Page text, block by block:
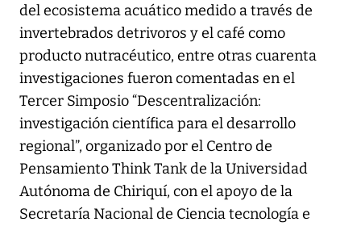
del ecosistema acuático medido a través de
invertebrados detrivoros y el café como
producto nutracéutico, entre otras cuarenta
investigaciones fueron comentadas en el
Tercer Simposio “Descentralización:
investigación científica para el desarrollo
regional”, organizado por el Centro de
Pensamiento Think Tank de la Universidad
Autónoma de Chiriquí, con el apoyo de la
Secretaría Nacional de Ciencia tecnología e